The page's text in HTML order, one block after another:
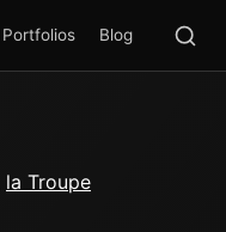
Portfolios Blog
la Troupe